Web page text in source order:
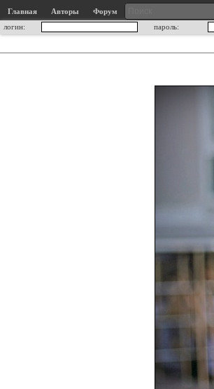
Главная Авторы
Форум
логин:
пароль: